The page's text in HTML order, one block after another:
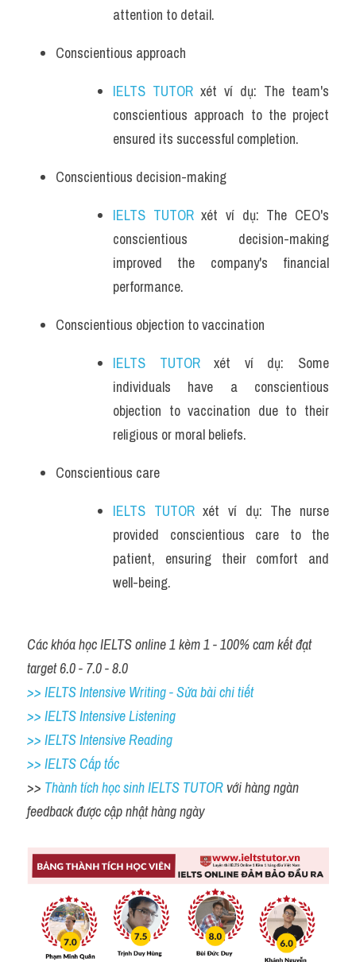
attention to detail.
Conscientious approach
IELTS TUTOR xét ví dụ: The team's
conscientious approach to the project
ensured its successful completion.
Conscientious decision-making
IELTS TUTOR xét ví dụ: The CEO's
conscientious decision-making
improved the company's financial
performance.
Conscientious objection to vaccination
IELTS TUTOR xét ví dụ: Some
individuals have a conscientious
objection to vaccination due to their
religious or moral beliefs.
Conscientious care
IELTS TUTOR xét ví dụ: The nurse
provided conscientious care to the
patient, ensuring their comfort and
well-being.
Các khóa học IELTS online 1 kèm 1 - 100% cam kết đạt
target 6.0 - 7.0 - 8.0
>> IELTS Intensive Writing - Sửa bài chi tiết
>> IELTS Intensive Listening
>> IELTS Intensive Reading
>> IELTS Cấp tốc
>> Thành tích học sinh IELTS TUTOR với hàng ngàn
feedback được cập nhật hàng ngày